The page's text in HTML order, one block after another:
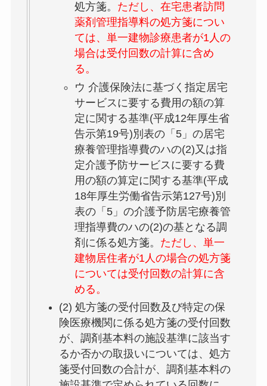
処方箋。 ただし、在宅患者訪問
薬剤管理指導料の処方箋につい
ては、単一建物診療患者が1人の
場合は受付回数の計算に含め
る。
ウ 介護保険法に基づく指定居宅
サービスに要する費用の額の算
定に関する基準(平成12年厚生省
告示第19号)別表の「5」の居宅
療養管理指導費のハの(2)又は指
定介護予防サービスに要する費
用の額の算定に関する基準(平成
18年厚生労働省告示第127号)別
表の「5」の介護予防居宅療養管
理指導費のハの(2)の基となる調
剤に係る処方箋。 ただし、単一
建物居住者が1人の場合の処方箋
については受付回数の計算に含
める。
(2) 処方箋の受付回数及び特定の保
険医療機関に係る処方箋の受付回数
が、調剤基本料の施設基準に該当す
るか否かの取扱いについては、処方
箋受付回数の合計が、調剤基本料の